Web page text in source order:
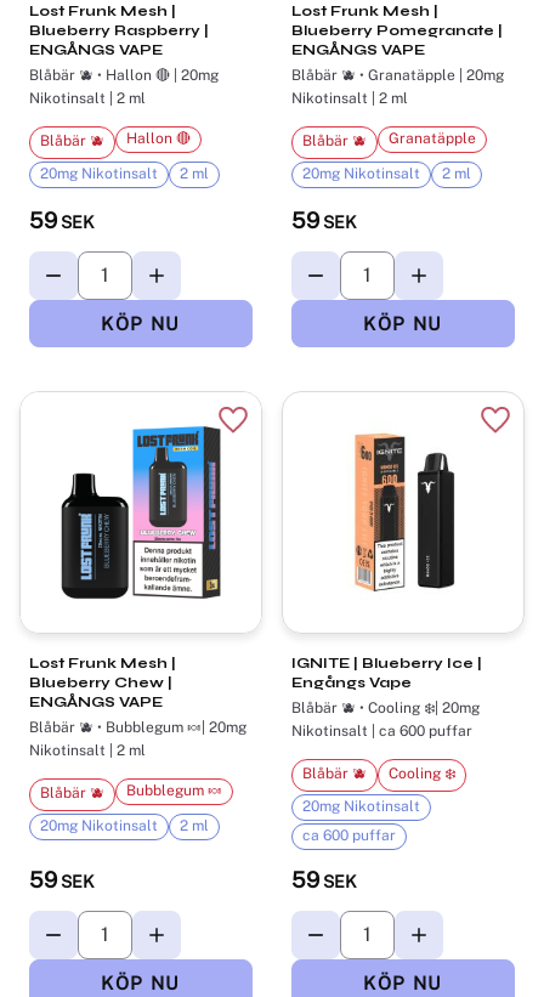
Lost Frunk Mesh |
Blueberry Raspberry |
ENGÅNGS VAPE
Blåbär 🫐 • Hallon 🔴 | 20mg
Nikotinsalt | 2 ml
59 SEK
Blåbär 🫐 Hallon 🔴
20mg Nikotinsalt 2 ml
Lost Frunk Mesh |
Blueberry Pomegranate |
ENGÅNGS VAPE
Blåbär 🫐 • Granatäpple | 20mg
Nikotinsalt | 2 ml
59 SEK
Blåbär 🫐 Granatäpple
20mg Nikotinsalt 2 ml
Lost Frunk Mesh |
Blueberry Chew |
ENGÅNGS VAPE
Blåbär 🫐 • Bubblegum 🍬| 20mg
Nikotinsalt | 2 ml
59 SEK
Blåbär 🫐 Bubblegum 🍬
20mg Nikotinsalt 2 ml
Lägg till i favoriter
IGNITE | Blueberry Ice |
Engångs Vape
Blåbär 🫐 • Cooling ❄️| 20mg
Nikotinsalt | ca 600 puffar
59 SEK
Blåbär 🫐
Cooling ❄️
20mg Nikotinsalt
ca 600 puffar